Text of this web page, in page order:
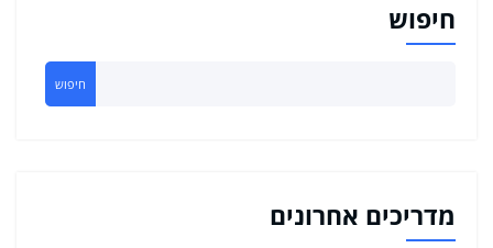
חיפוש
חיפוש
מדריכים אחרונים